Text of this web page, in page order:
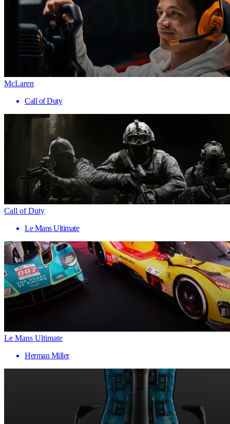
McLaren
Call of Duty
Call of Duty
Le Mans Ultimate
Le Mans Ultimate
Herman Miller